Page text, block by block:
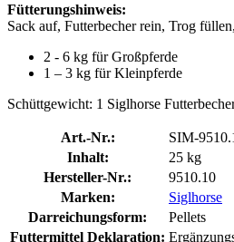
Fütterungshinweis:
Sack auf, Futterbecher rein, Trog
2 - 6 kg für Großpferde
1 – 3 kg für Kleinpferde
Schüttgewicht: 1 Siglhorse
Art.-Nr.:
SIM-
Inhalt:
25 kg
Hersteller-Nr.:
9510.10
Marken:
Siglhorse
Darreichungsform:
Pellets
Futtermittel Deklaration: